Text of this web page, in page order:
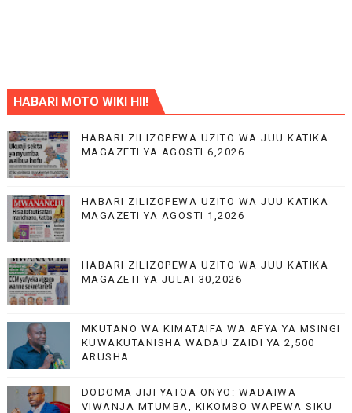
HABARI MOTO WIKI HII!
HABARI ZILIZOPEWA UZITO WA JUU KATIKA
MAGAZETI YA AGOSTI 6,2026
HABARI ZILIZOPEWA UZITO WA JUU KATIKA
MAGAZETI YA AGOSTI 1,2026
HABARI ZILIZOPEWA UZITO WA JUU KATIKA
MAGAZETI YA JULAI 30,2026
MKUTANO WA KIMATAIFA WA AFYA YA MSINGI
KUWAKUTANISHA WADAU ZAIDI YA 2,500
ARUSHA
DODOMA JIJI YATOA ONYO: WADAIWA
VIWANJA MTUMBA, KIKOMBO WAPEWA SIKU